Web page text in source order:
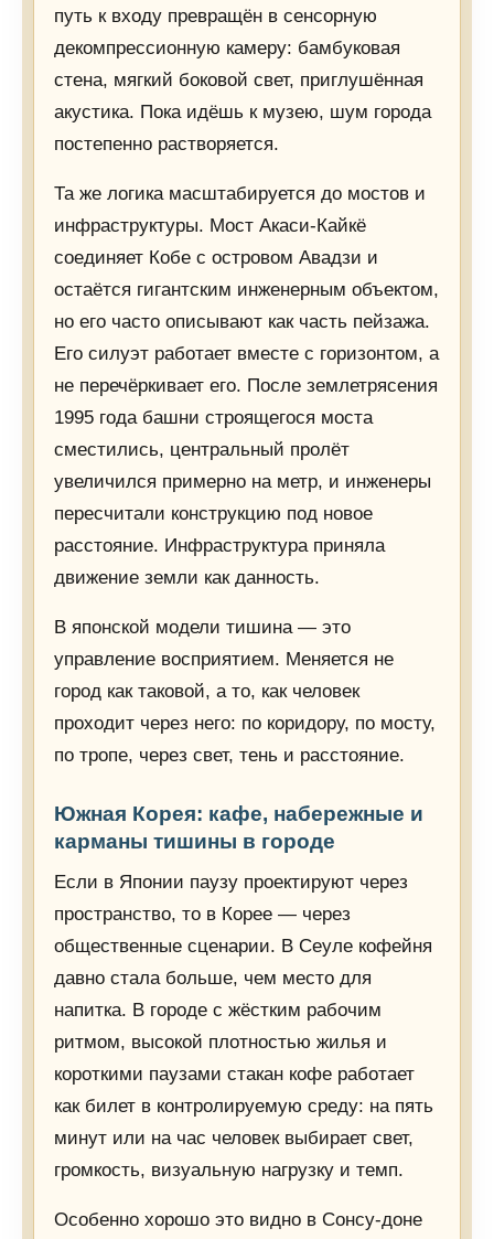
путь к входу превращён в сенсорную
декомпрессионную камеру: бамбуковая
стена, мягкий боковой свет, приглушённая
акустика. Пока идёшь к музею, шум города
постепенно растворяется.
Та же логика масштабируется до мостов и
инфраструктуры. Мост Акаси-Кайкё
соединяет Кобе с островом Авадзи и
остаётся гигантским инженерным объектом,
но его часто описывают как часть пейзажа.
Его силуэт работает вместе с горизонтом, а
не перечёркивает его. После землетрясения
1995 года башни строящегося моста
сместились, центральный пролёт
увеличился примерно на метр, и инженеры
пересчитали конструкцию под новое
расстояние. Инфраструктура приняла
движение земли как данность.
В японской модели тишина — это
управление восприятием. Меняется не
город как таковой, а то, как человек
проходит через него: по коридору, по мосту,
по тропе, через свет, тень и расстояние.
Южная Корея: кафе, набережные и
карманы тишины в городе
Если в Японии паузу проектируют через
пространство, то в Корее — через
общественные сценарии. В Сеуле кофейня
давно стала больше, чем место для
напитка. В городе с жёстким рабочим
ритмом, высокой плотностью жилья и
короткими паузами стакан кофе работает
как билет в контролируемую среду: на пять
минут или на час человек выбирает свет,
громкость, визуальную нагрузку и темп.
Особенно хорошо это видно в Сонсу-доне